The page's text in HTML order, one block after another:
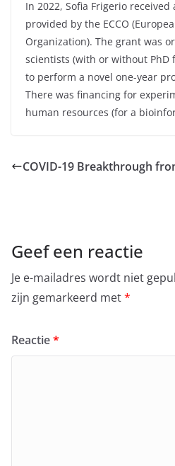
In 2022, Sofia Frigerio
provided by the ECCO
Organization). The grant was
scientists (with or without PhD
to perform a novel one-year
There was financing for
human resources (for a
COVID-19 Breakthrough
Geef een reactie
Je e-mailadres wordt niet
zijn gemarkeerd met*
Reactie*